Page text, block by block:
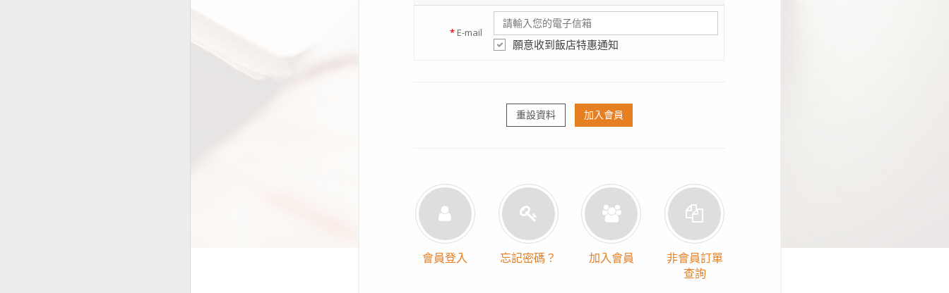
* E-mail
願意收到飯店特惠通知
重設資料 加入會員
會員登入 忘記密碼？ 加入會員
非會員訂單
查詢